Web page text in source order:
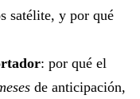
satélite, y por qué
: por qué el
de anticipación,